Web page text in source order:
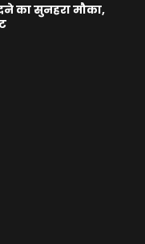
का सुनहरा मौका,